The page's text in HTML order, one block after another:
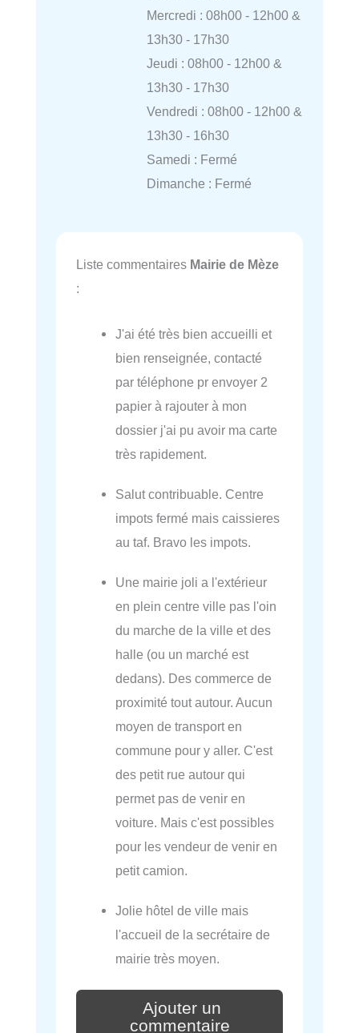
Mercredi : 08h00 - 12h00 &
13h30 - 17h30
Jeudi : 08h00 - 12h00 &
13h30 - 17h30
Vendredi : 08h00 - 12h00 &
13h30 - 16h30
Samedi : Fermé
Dimanche : Fermé
Liste commentaires Mairie de Mèze
:
J'ai été très bien accueilli et
bien renseignée, contacté
par téléphone pr envoyer 2
papier à rajouter à mon
dossier j'ai pu avoir ma carte
très rapidement.
Salut contribuable. Centre
impots fermé mais caissieres
au taf. Bravo les impots.
Une mairie joli a l'extérieur
en plein centre ville pas l'oin
du marche de la ville et des
halle (ou un marché est
dedans). Des commerce de
proximité tout autour. Aucun
moyen de transport en
commune pour y aller. C'est
des petit rue autour qui
permet pas de venir en
voiture. Mais c'est possibles
pour les vendeur de venir en
petit camion.
Jolie hôtel de ville mais
l'accueil de la secrétaire de
mairie très moyen.
Ajouter un
commentaire